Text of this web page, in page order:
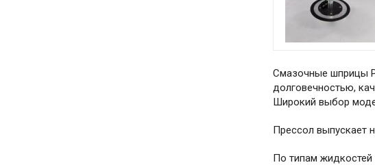
Смазочные шприцы
долговечностью,
Широкий выбор
Прессол выпускает
По типам